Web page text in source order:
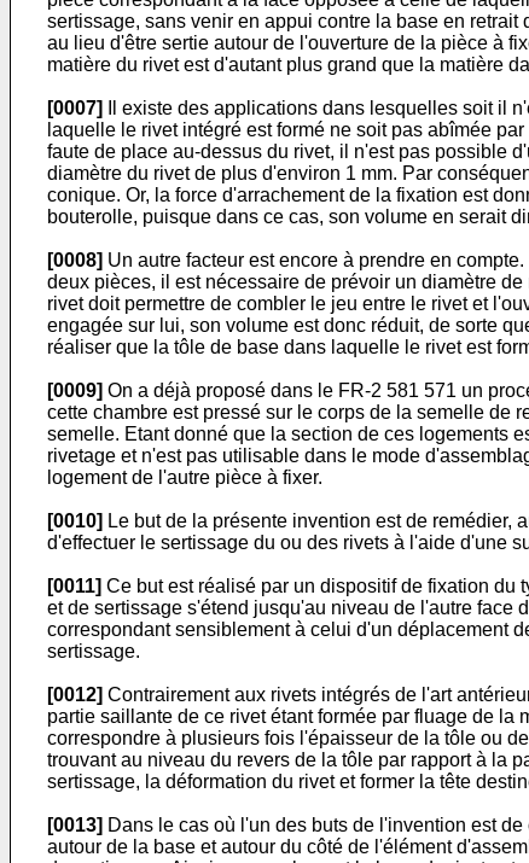
sertissage, sans venir en appui contre la base en
au lieu d'être sertie autour de l'ouverture de la pièce à
matière du rivet est d'autant plus grand que la matière
[0007]
Il existe des applications dans lesquelles soit il
laquelle le rivet intégré est formé ne soit pas abîmée
faute de place au-dessus du rivet, il n'est pas possible
diamètre du rivet de plus d'environ 1 mm. Par
conique. Or, la force d'arrachement de la fixation est
bouterolle, puisque dans ce cas, son volume en serait
[0008] Un autre facteur est encore à prendre en
deux pièces, il est nécessaire de prévoir un diamètre
rivet doit permettre de combler le jeu entre le rivet et
engagée sur lui, son volume est donc réduit, de sorte
réaliser que la tôle de base dans laquelle le rivet est
[0009] On a déjà proposé dans le FR-2 581 571 un
cette chambre est pressé sur le corps de la semelle de
semelle. Etant donné que la section de ces logements
rivetage et n'est pas utilisable dans le mode
logement de l'autre pièce à fixer.
[0010] Le but de la présente invention est de remédier,
d'effectuer le sertissage du ou des rivets à l'aide d'une
[0011] Ce but est réalisé par un dispositif de fixation
et de sertissage s'étend jusqu'au niveau de l'autre
correspondant sensiblement à celui d'un déplacement
sertissage.
[0012] Contrairement aux rivets intégrés de l'art
partie saillante de ce rivet étant formée par fluage de
correspondre à plusieurs fois l'épaisseur de la tôle ou
trouvant au niveau du revers de la tôle par rapport à la
sertissage, la déformation du rivet et former la tête
[0013] Dans le cas où l'un des buts de l'invention est
autour de la base et autour du côté de l'élément